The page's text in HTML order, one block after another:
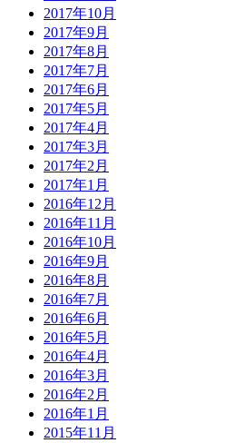
2017年10月
2017年9月
2017年8月
2017年7月
2017年6月
2017年5月
2017年4月
2017年3月
2017年2月
2017年1月
2016年12月
2016年11月
2016年10月
2016年9月
2016年8月
2016年7月
2016年6月
2016年5月
2016年4月
2016年3月
2016年2月
2016年1月
2015年11月